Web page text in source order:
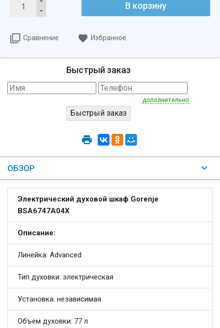
В корзину
Сравнение Избранное
Быстрый заказ
дополнительно
ОБЗОР
Электрический духовой шкаф Gorenje
BSA6747A04X
Описание:
Линейка: Advanced
Тип духовки: электрическая
Установка: независимая
Объем духовки: 77 л